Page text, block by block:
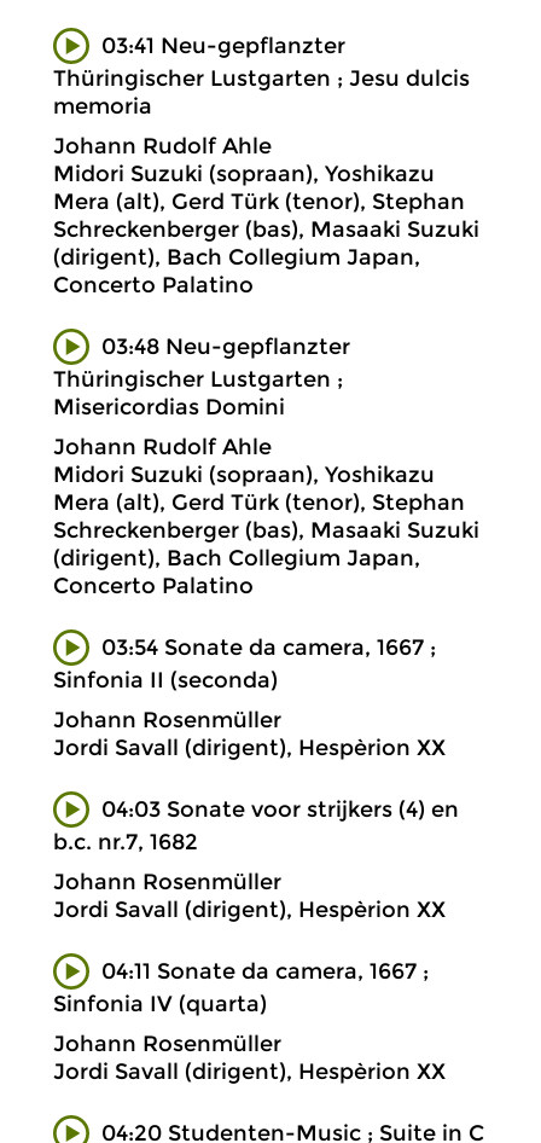
03:41 Neu-gepflanzter
Thüringischer Lustgarten ; Jesu dulcis
memoria
Johann Rudolf Ahle
Midori Suzuki (sopraan), Yoshikazu
Mera (alt), Gerd Türk (tenor), Stephan
Schreckenberger (bas), Masaaki Suzuki
(dirigent), Bach Collegium Japan,
Concerto Palatino
03:48 Neu-gepflanzter
Thüringischer Lustgarten ;
Misericordias Domini
Johann Rudolf Ahle
Midori Suzuki (sopraan), Yoshikazu
Mera (alt), Gerd Türk (tenor), Stephan
Schreckenberger (bas), Masaaki Suzuki
(dirigent), Bach Collegium Japan,
Concerto Palatino
03:54 Sonate da camera, 1667 ;
Sinfonia II (seconda)
Johann Rosenmüller
Jordi Savall (dirigent), Hespèrion XX
04:03 Sonate voor strijkers (4) en
b.c. nr.7, 1682
Johann Rosenmüller
Jordi Savall (dirigent), Hespèrion XX
04:11 Sonate da camera, 1667 ;
Sinfonia IV (quarta)
Johann Rosenmüller
Jordi Savall (dirigent), Hespèrion XX
04:20 Studenten-Music ; Suite in C